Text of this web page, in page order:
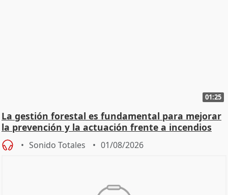
01:25
La gestión forestal es fundamental para mejorar
la prevención y la actuación frente a incendios
Sonido Totales 01/08/2026